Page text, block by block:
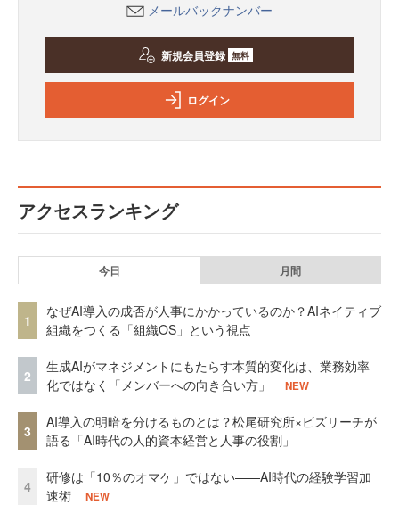
メールバックナンバー
新規会員登録 無料
ログイン
アクセスランキング
今日 月間
1
なぜAI導入の成否が人事にかかっているのか？AIネイティブ
組織をつくる「組織OS」という視点
2
生成AIがマネジメントにもたらす本質的変化は、業務効率
化ではなく「メンバーへの向き合い方」
NEW
3
AI導入の明暗を分けるものとは？松尾研究所×ビズリーチが
語る「AI時代の人的資本経営と人事の役割」
4
研修は「10％のオマケ」ではない——AI時代の経験学習加
速術
NEW